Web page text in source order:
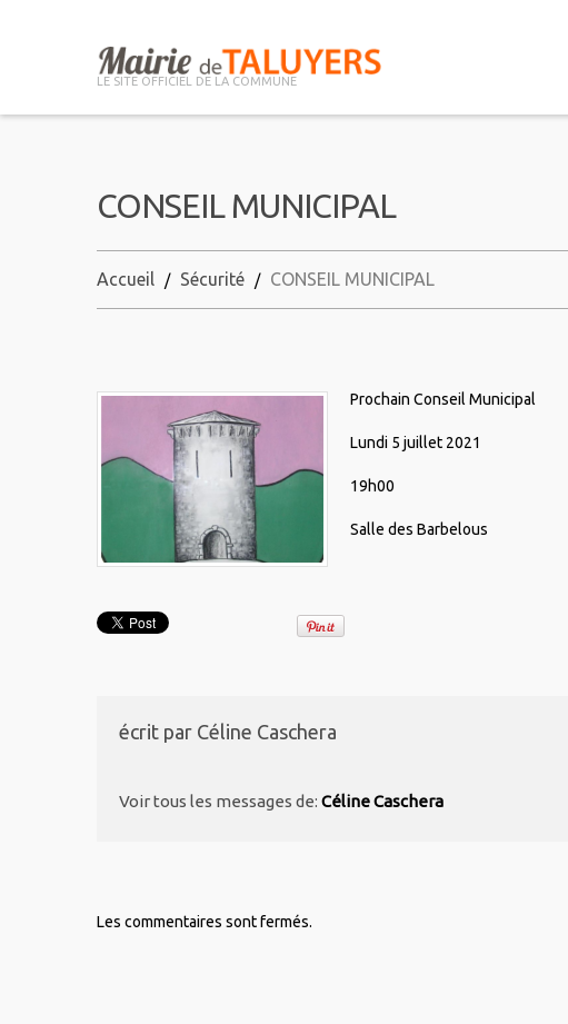
LE SITE OFFICIEL DE LA COMMUNE
CONSEIL MUNICIPAL
Accueil Sécurité CONSEIL MUNICIPAL
Prochain Conseil Municipal
Lundi 5 juillet 2021
19h00
Salle des Barbelous
écrit par Céline Caschera
Voir tous les messages de: Céline Caschera
Les commentaires sont fermés.